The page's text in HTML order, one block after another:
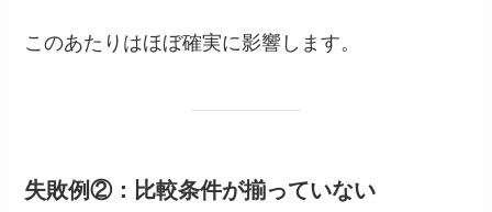
このあたりはほぼ確実に影響します。
失敗例②：比較条件が揃っていない